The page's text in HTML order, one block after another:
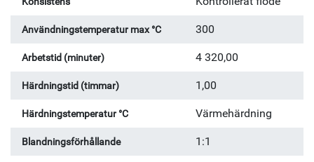
Användningstemperatur max °C 300
Arbetstid (minuter) 4 320,00
Härdningstid (timmar) 1,00
Härdningstemperatur °C Värmehärdning
Blandningsförhållande 1:1